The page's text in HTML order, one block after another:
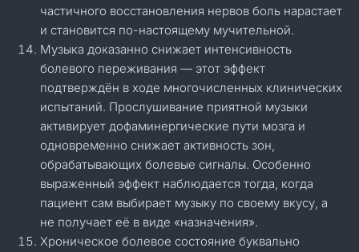
частичного восстановления нервов боль нарастает
и становится по-настоящему мучительной.
Музыка доказанно снижает интенсивность
болевого переживания — этот эффект
подтверждён в ходе многочисленных клинических
испытаний. Прослушивание приятной музыки
активирует дофаминергические пути мозга и
одновременно снижает активность зон,
обрабатывающих болевые сигналы. Особенно
выраженный эффект наблюдается тогда, когда
пациент сам выбирает музыку по своему вкусу, а
не получает её в виде «назначения».
Хроническое болевое состояние буквально